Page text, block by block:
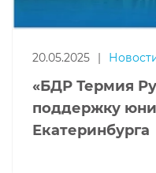
20.05.2025 |
«БДР Термия
поддержку
Екатеринбурга